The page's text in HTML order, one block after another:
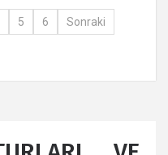
5 6 Sonraki